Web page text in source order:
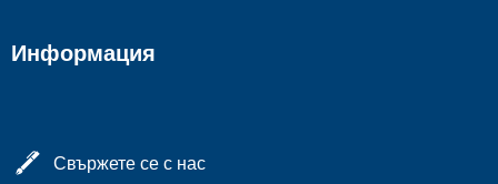
Информация
Свържете се с нас